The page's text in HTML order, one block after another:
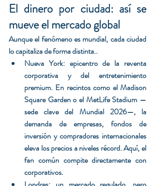
El dinero por ciudad: así se
mueve el mercado global
Aunque el fenómeno es mundial, cada ciudad
lo capitaliza de forma distinta..
Nueva York: epicentro de la reventa
corporativa y del entretenimiento
premium. En recintos como el Madison
Square Garden o el MetLife Stadium —
sede clave del Mundial 2026—, la
demanda de empresas, fondos de
inversión y compradores internacionales
eleva los precios a niveles récord. Aquí, el
fan común compite directamente con
corporativos.